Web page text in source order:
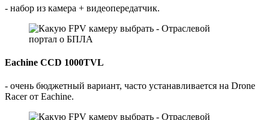
- набор из камера + видеопередатчик.
Eachine CCD 1000TVL
- очень бюджетный вариант, часто устанавливается на Drone
Racer от Eachine.